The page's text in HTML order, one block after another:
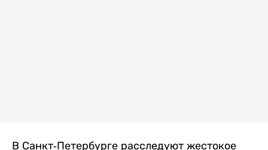
В Санкт-Петербурге расследуют жестокое